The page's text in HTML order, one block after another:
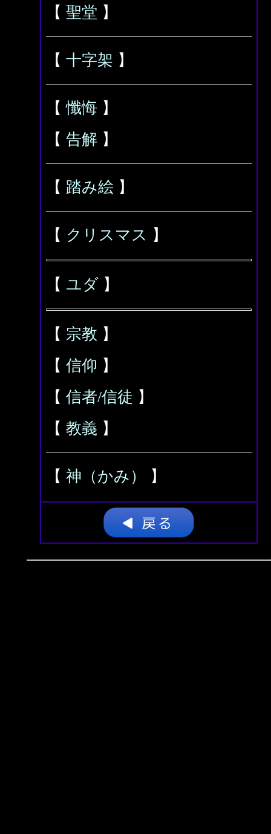
【 聖堂 】
【 十字架 】
【懺悔 】
【 告解 】
【 踏み絵 】
【 クリスマス 】
【 ユダ 】
【 宗教 】
【 信仰 】
【 信者/信徒 】
【 教義 】
【 神（かみ） 】